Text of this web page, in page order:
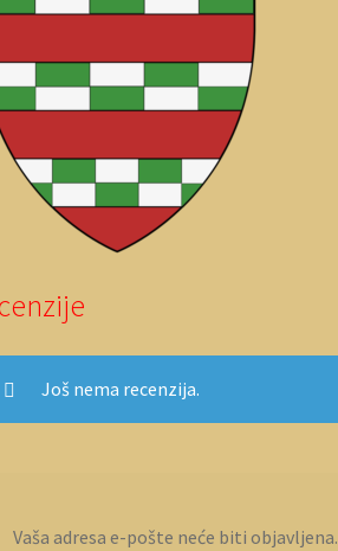
Još nema recenzija.
Vaša adresa e-pošte neće biti objavljena.